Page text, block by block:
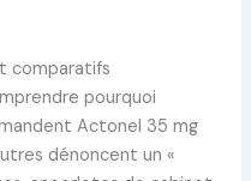
comparatifs
pourquoi
Actonel 35 mg
dénoncent un «